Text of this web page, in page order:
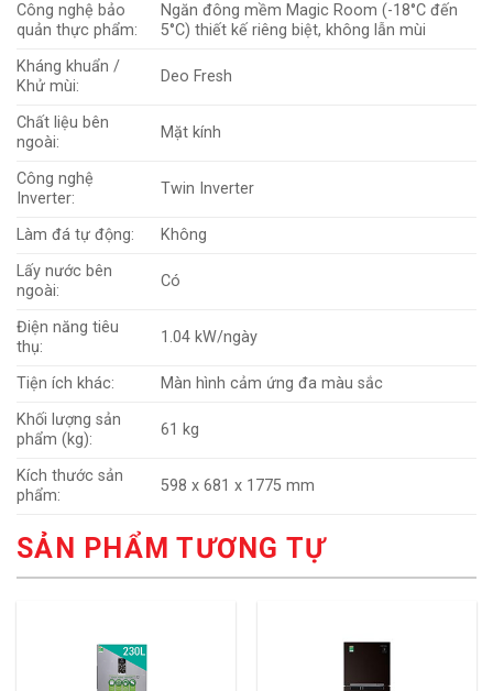
Công nghệ bảo
quản thực phẩm:
Ngăn đông mềm Magic Room (-18°C đến
5°C) thiết kế riêng biệt, không lẫn mùi
Kháng khuẩn /
Khử mùi:
Deo Fresh
Chất liệu bên
ngoài:
Mặt kính
Công nghệ
Inverter:
Twin Inverter
Làm đá tự động:
Không
Lấy nước bên
ngoài:
Có
Điện năng tiêu
thụ:
1.04 kW/ngày
Tiện ích khác:
Màn hình cảm ứng đa màu sắc
Khối lượng sản
phẩm (kg):
61 kg
Kích thước sản
phẩm:
598 x 681 x 1775 mm
SẢN PHẨM TƯƠNG TỰ